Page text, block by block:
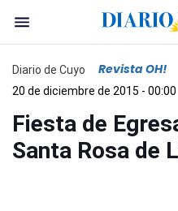
Diario de Cuyo Revista OH!
20 de diciembre de 2015 - 00:00
Fiesta de
Santa Rosa de